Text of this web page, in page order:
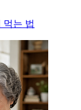
먹는 법